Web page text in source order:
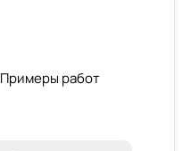
Примеры работ